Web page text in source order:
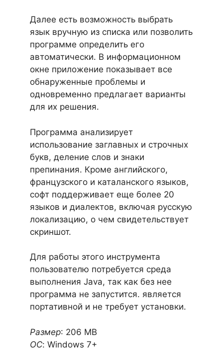
Далее есть возможность выбрать
язык вручную из списка или позволить
программе определить его
автоматически. В информационном
окне приложение показывает все
обнаруженные проблемы и
одновременно предлагает варианты
для их решения.
Программа анализирует
использование заглавных и строчных
букв, деление слов и знаки
препинания. Кроме английского,
французского и каталанского языков,
софт поддерживает еще более 20
языков и диалектов, включая русскую
локализацию, о чем свидетельствует
скриншот.
Для работы этого инструмента
пользователю потребуется среда
выполнения Java, так как без нее
программа не запустится. является
портативной и не требует установки.
Размер: 206 MB
ОС: Windows 7+